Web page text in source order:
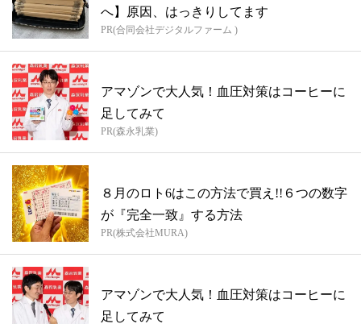
へ】原因、はっきりしてます
PR(合同会社デジタルファーム )
アマゾンで大人気！血圧対策はコーヒーに
足してみて
PR(森永乳業)
８月のロト6はこの方法で買え!!６つの数字
が『完全一致』する方法
PR(株式会社MURA)
アマゾンで大人気！血圧対策はコーヒーに
足してみて